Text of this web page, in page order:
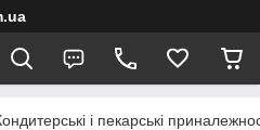
і пекарські